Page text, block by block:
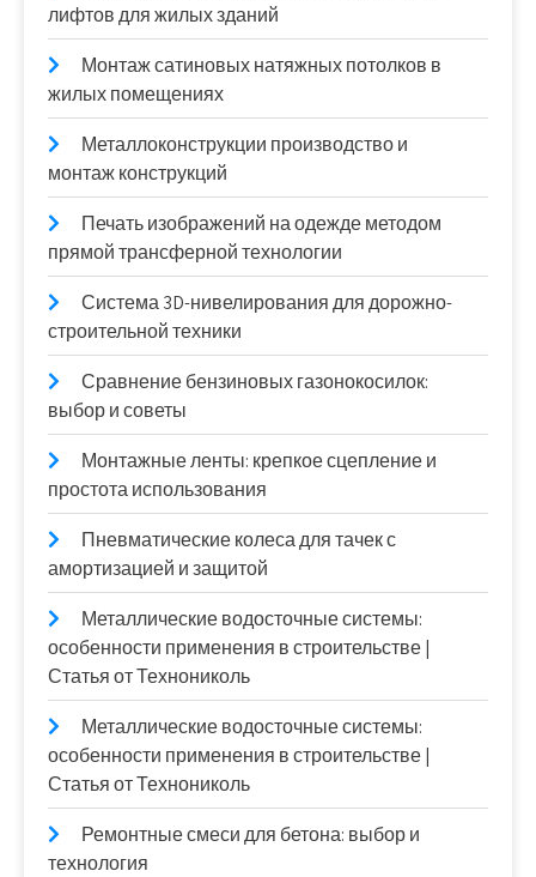
лифтов для жилых зданий
Монтаж сатиновых натяжных потолков в
жилых помещениях
Металлоконструкции производство и
монтаж конструкций
Печать изображений на одежде методом
прямой трансферной технологии
Система 3D-нивелирования для дорожно-
строительной техники
Сравнение бензиновых газонокосилок:
выбор и советы
Монтажные ленты: крепкое сцепление и
простота использования
Пневматические колеса для тачек с
амортизацией и защитой
Металлические водосточные системы:
особенности применения в строительстве |
Статья от Технониколь
Металлические водосточные системы:
особенности применения в строительстве |
Статья от Технониколь
Ремонтные смеси для бетона: выбор и
технология